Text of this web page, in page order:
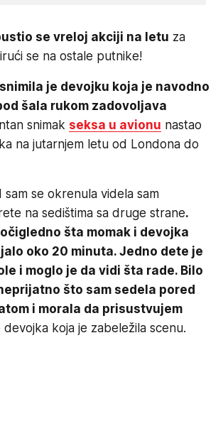
se vreloj akciji na letu za
se na ostale putnike!
snimila je devojku koja je navodno
šala rukom zadovoljava
snimak seksa u avionu nastao
na jutarnjem letu od Londona do
se okrenula videla sam
na sedištima sa druge strane.
šta momak i devojka
oko 20 minuta. Jedno dete je
i moglo je da vidi šta rade. Bilo
što sam sedela pored
i morala da prisustvujem
koja je zabeležila scenu.